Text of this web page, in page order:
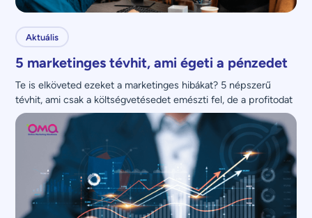
Aktuális
5 marketinges tévhit, ami égeti a pénzedet
Te is elköveted ezeket a marketinges hibákat? 5 népszerű
tévhit, ami csak a költségvetésedet emészti fel, de a profitodat
nem növeli.